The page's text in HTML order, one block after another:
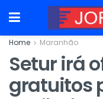
Home Maranhão
Setur irá
gratuitos